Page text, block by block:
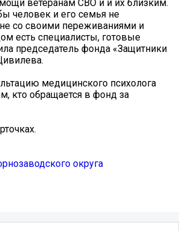
ветеранам СВО и и их близким.
человек и его семья не
со своими переживаниями и
есть специалисты, готовые
председатель фонда «Защитники
медицинского психолога
кто обращается в фонд за
округа